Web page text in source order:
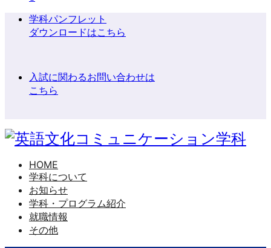
学科パンフレット
ダウンロードはこちら
入試に関わるお問い合わせは
こちら
HOME
学科について
お知らせ
学科・プログラム紹介
就職情報
その他